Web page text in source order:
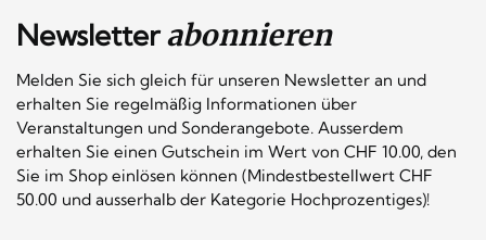
Newsletterabonnieren
Melden Sie sich gleich für unseren Newsletter an und
erhalten Sie regelmäßig Informationen über
Veranstaltungen und Sonderangebote. Ausserdem
erhalten Sie einen Gutschein im Wert von CHF 10.00, den
Sie im Shop einlösen können (Mindestbestellwert CHF
50.00 und ausserhalb der Kategorie Hochprozentiges)!